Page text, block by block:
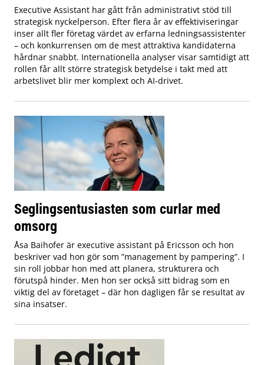
Executive Assistant har gått från administrativt stöd till
strategisk nyckelperson. Efter flera år av effektiviseringar
inser allt fler företag värdet av erfarna ledningsassistenter
– och konkurrensen om de mest attraktiva kandidaterna
hårdnar snabbt. Internationella analyser visar samtidigt att
rollen får allt större strategisk betydelse i takt med att
arbetslivet blir mer komplext och AI-drivet.
Seglingsentusiasten som curlar med
omsorg
Åsa Baihofer är executive assistant på Ericsson och hon
beskriver vad hon gör som ”management by pampering”. I
sin roll jobbar hon med att planera, strukturera och
förutspå hinder. Men hon ser också sitt bidrag som en
viktig del av företaget – där hon dagligen får se resultat av
sina insatser.